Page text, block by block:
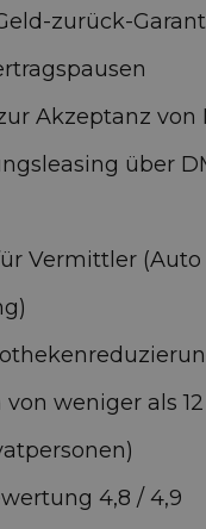
zurück-
Akzeptanz von
über
Vermittler (Auto
weniger als
4,8 / 4,9